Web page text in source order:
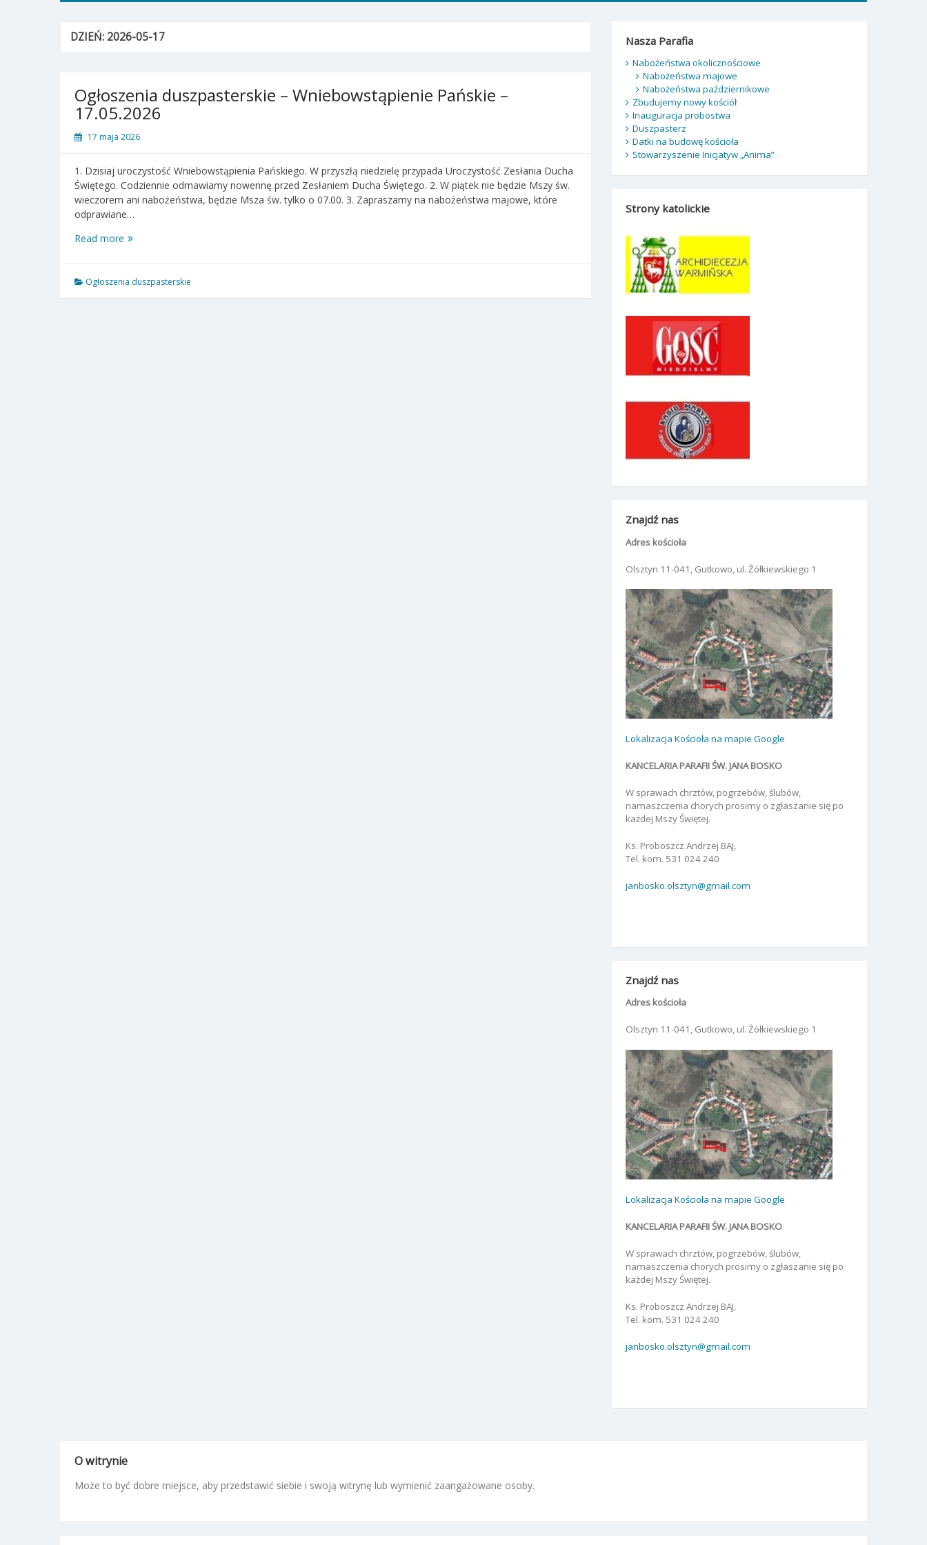
DZIEŃ: 2026-05-17
Ogłoszenia duszpasterskie – Wniebowstąpienie Pańskie –
17.05.2026
17 maja 2026
1. Dzisiaj uroczystość Wniebowstąpienia Pańskiego. W przyszłą niedzielę przypada Uroczystość Zesłania Ducha
Świętego. Codziennie odmawiamy nowennę przed Zesłaniem Ducha Świętego. 2. W piątek nie będzie Mszy św.
wieczorem ani nabożeństwa, będzie Msza św. tylko o 07.00. 3. Zapraszamy na nabożeństwa majowe, które
odprawiane…
Read more Ogłoszenia
Wniebowstąpienie
Pańskie
Ogłoszenia duszpasterskie
Nasza Parafia
Nabożeństwa okolicznościowe
Nabożeństwa majowe
Nabożeństwa październikowe
Zbudujemy nowy kościół
Inauguracja probostwa
Duszpasterz
Datki na budowę kościoła
Stowarzyszenie Inicjatyw „Anima”
Strony katolickie
Znajdź nas
Adres kościoła
Olsztyn 11-041, Gutkowo, ul. Żółkiewskiego 1
Lokalizacja Kościoła na mapie Google
KANCELARIA PARAFII ŚW. JANA BOSKO
W sprawach chrztów, pogrzebów, ślubów,
namaszczenia chorych prosimy o zgłaszanie się po
każdej Mszy Świętej.
Ks. Proboszcz Andrzej BAJ,
Tel. kom. 531 024 240
janbosko.olsztyn@gmail.com
Znajdź nas
Adres kościoła
Olsztyn 11-041, Gutkowo, ul. Żółkiewskiego 1
Lokalizacja Kościoła na mapie Google
KANCELARIA PARAFII ŚW. JANA BOSKO
W sprawach chrztów, pogrzebów, ślubów,
namaszczenia chorych prosimy o zgłaszanie się po
każdej Mszy Świętej.
Ks. Proboszcz Andrzej BAJ,
Tel. kom. 531 024 240
janbosko.olsztyn@gmail.com
O witrynie
Może to być dobre miejsce, aby przedstawić siebie i swoją witrynę lub wymienić zaangażowane osoby.